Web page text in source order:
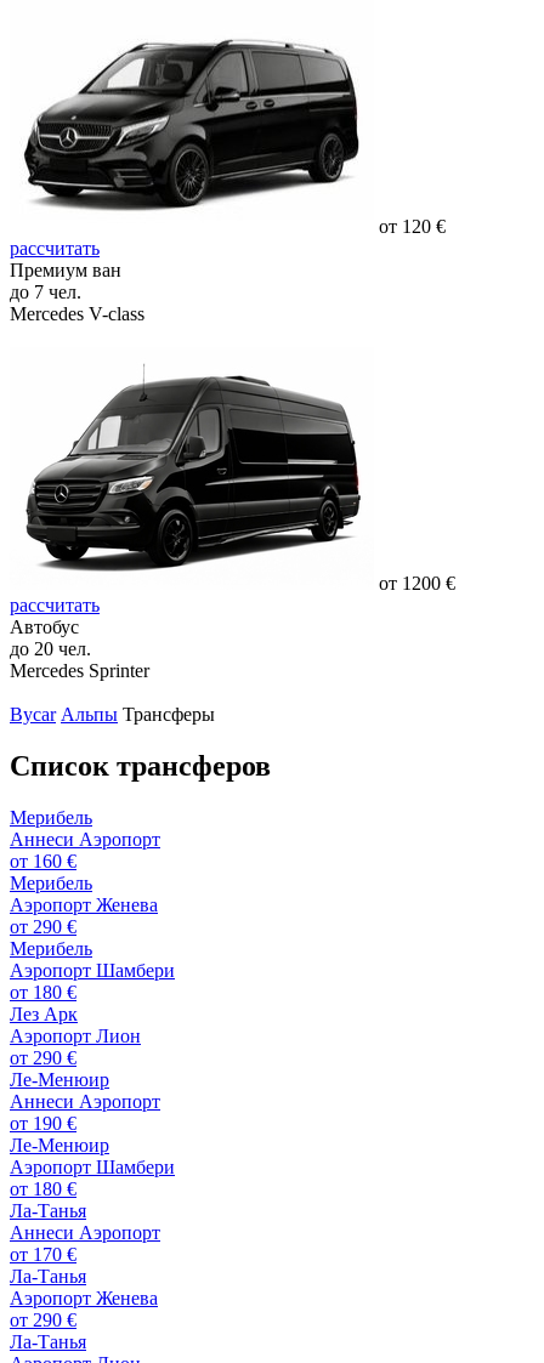
от 120 €
рассчитать
Премиум ван
до 7 чел.
Mercedes V-class
от 1200 €
рассчитать
Автобус
до 20 чел.
Mercedes Sprinter
Bycar Альпы Трансферы
Список трансферов
Мерибель
Аннеси Аэропорт
от 160 €
Мерибель
Аэропорт Женева
от 290 €
Мерибель
Аэропорт Шамбери
от 180 €
Лез Арк
Аэропорт Лион
от 290 €
Ле-Менюир
Аннеси Аэропорт
от 190 €
Ле-Менюир
Аэропорт Шамбери
от 180 €
Ла-Танья
Аннеси Аэропорт
от 170 €
Ла-Танья
Аэропорт Женева
от 290 €
Ла-Танья